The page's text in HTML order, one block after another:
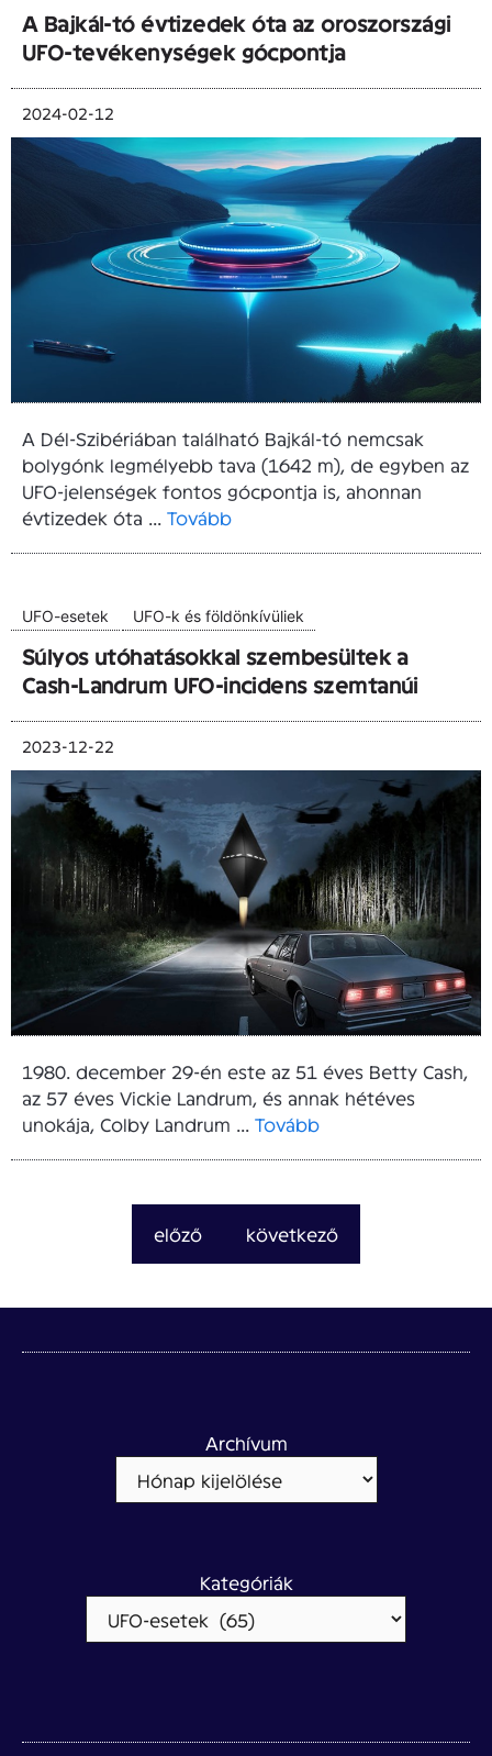
A Bajkál-tó évtizedek óta az oroszországi
UFO-tevékenységek gócpontja
2024-02-12
A Dél-Szibériában található Bajkál-tó nemcsak
bolygónk legmélyebb tava (1642 m), de egyben az
UFO-jelenségek fontos gócpontja is, ahonnan
évtizedek óta ... Tovább
UFO-esetek UFO-k és földönkívüliek
Súlyos utóhatásokkal szembesültek a
Cash-Landrum UFO-incidens szemtanúi
2023-12-22
1980. december 29-én este az 51 éves Betty Cash,
az 57 éves Vickie Landrum, és annak hétéves
unokája, Colby Landrum ... Tovább
előző következő
Archívum
Kategóriák